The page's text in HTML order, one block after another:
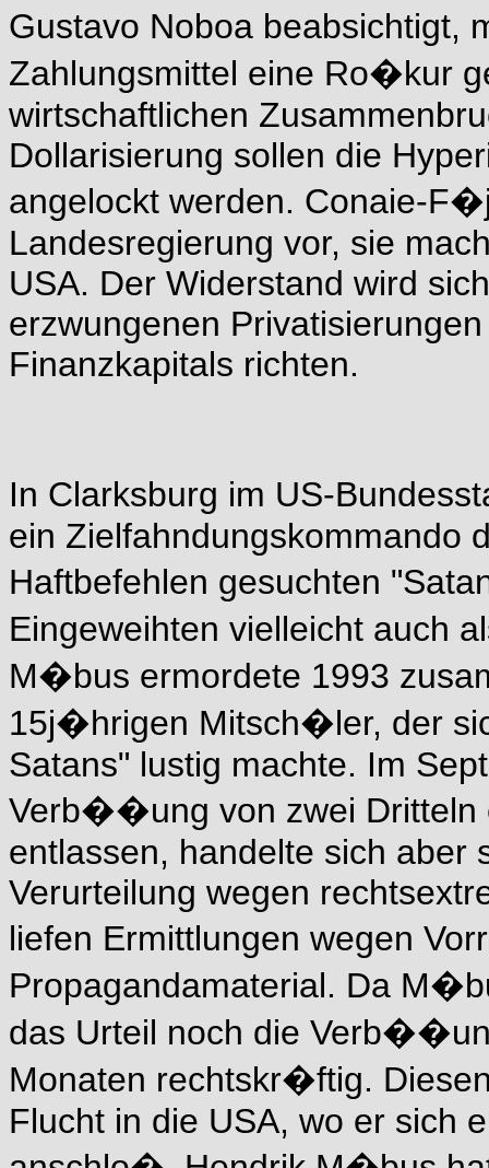
Gustavo Noboa beabsichtigt,
Zahlungsmittel eine Ro�kur
wirtschaftlichen
Dollarisierung sollen die
angelockt werden. Conaie-
Landesregierung vor, sie
USA. Der Widerstand wird
erzwungenen
Finanzkapitals richten.
In Clarksburg im US-
ein Zielfahndungskommando
Haftbefehlen gesuchten
Eingeweihten vielleicht auch
M�bus ermordete 1993
15j�hrigen Mitsch�ler, der
Satans" lustig machte. Im
Verb��ung von zwei
entlassen, handelte sich aber
Verurteilung wegen
liefen Ermittlungen wegen
Propagandamaterial. Da
das Urteil noch die
Monaten rechtskr�ftig.
Flucht in die USA, wo er sich